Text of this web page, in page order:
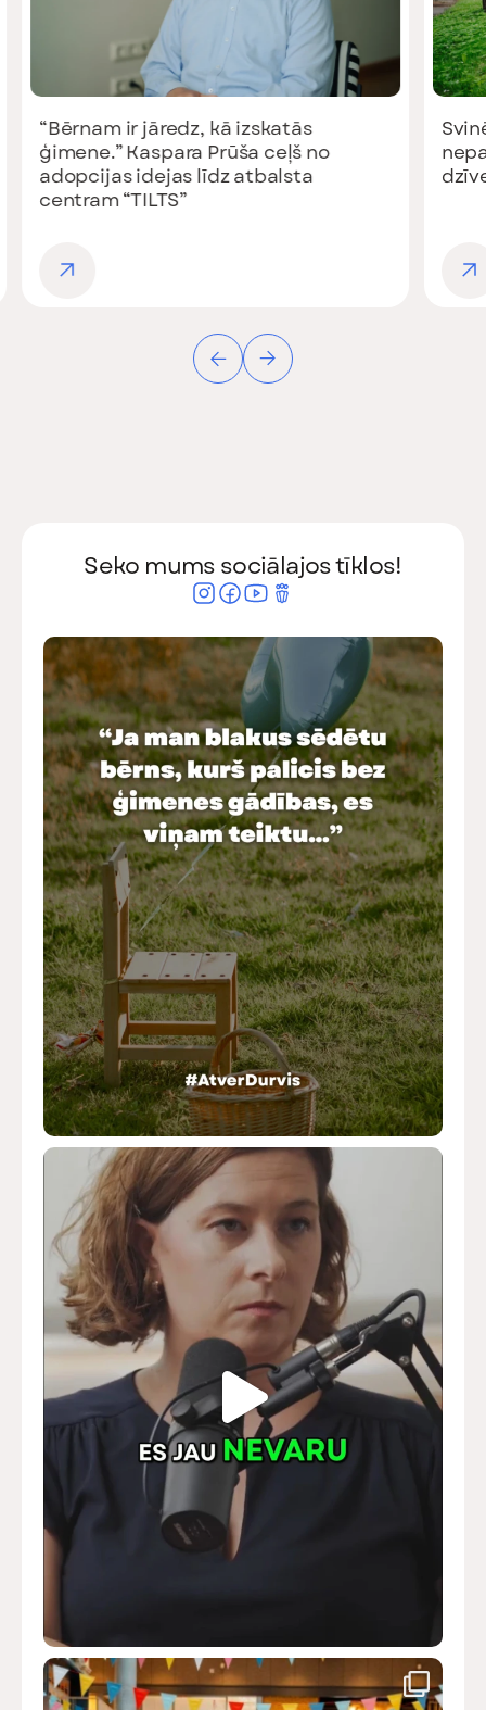
ir jāredz, kā izskatās
Kaspara Prūša ceļš no
idejas līdz atbalsta
“TILTS”
Svinēt dzīvi
nepazaudēt
dzīvesprieku
Seko mums sociālajos tīklos!